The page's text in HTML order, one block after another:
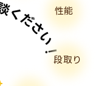
段取り
性能